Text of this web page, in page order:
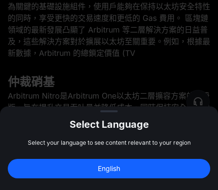
為關鍵的基礎設施組件，使用戶能夠在保持以太坊安全特性
的同時，享受更快的交易速度和更低的 Gas 費用。 區塊鏈
領域的最新發展凸顯了 Arbitrum 等二層解決方案的日益普
及，這些解決方案對於擴展以太坊至關重要。例如，根據最
新數據，Arbitrum 的總鎖定價值 (TV
仲裁硝基
Arbitrum Nitro是Arbitrum One以太坊二層擴容方案的升級
版，旨在提升交易吞吐量並降低成本，同時保持安全性和與
以太坊的兼容性。 自發布以來，Arbitrum Nitro對以太坊的
擴容格局產生了顯著影響。例如，升級後，Arbitrum的日
交易量激增，充分展現了其增強的處理能力。鑑於以太坊持
段，此次升級至關重要。 歷史背景與發展
10,000 USDT 獎勵
Select Language
Select your language to see content relevant to your region
English